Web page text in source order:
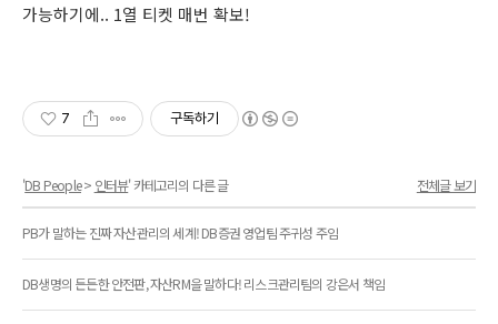
가능하기에.. 1열 티켓 매번 확보!
7 구독하기
'DB People> 인터뷰' 카테고리의 다른 글
PB가 말하는 진짜 자산관리의 세계! DB증권 영업팀 주귀성 주임
DB생명의 든든한 안전판, 자산RM을 말하다! 리스크관리팀의 강은서 책임
전체글 보기